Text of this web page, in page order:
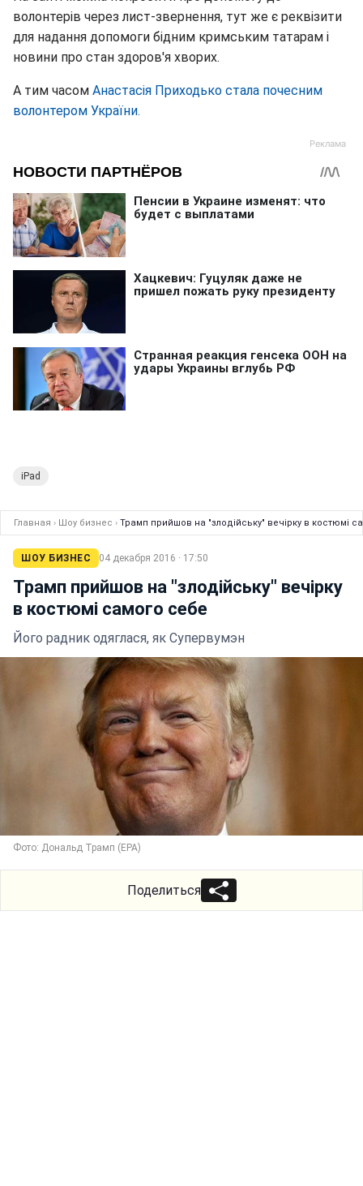
волонтерів через лист-звернення, тут же є реквізити
для надання допомоги бідним кримським татарам і
новини про стан здоров'я хворих.
А тим часом Анастасія Приходько стала почесним
волонтером України.
iPad
Главная › Шоу бизнес › Трамп прийшов на "злодійську" вечірку в костюмі
ШОУ БИЗНЕС 04 декабря 2016 · 17:50
Трамп прийшов на "злодійську" вечірку
в костюмі самого себе
Його радник одяглася, як Супервумэн
Фото: Дональд Трамп (ЕРА)
Поделиться